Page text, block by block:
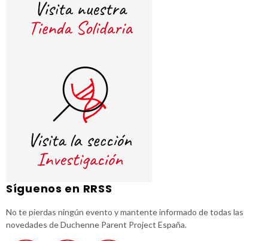
Síguenos en RRSS
No te pierdas ningún evento y mantente informado de todas las
novedades de Duchenne Parent Project España.